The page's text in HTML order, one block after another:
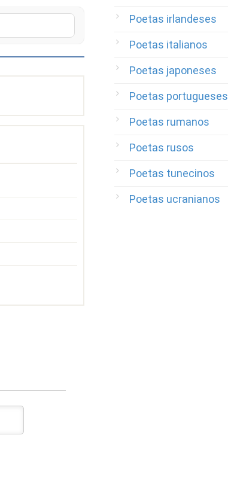
Poetas irlandeses
Poetas italianos
Poetas japoneses
Poetas portugueses
Poetas rumanos
Poetas rusos
Poetas tunecinos
Poetas ucranianos